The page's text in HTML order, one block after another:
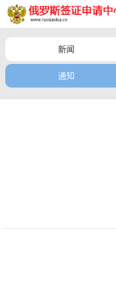
新闻
通知